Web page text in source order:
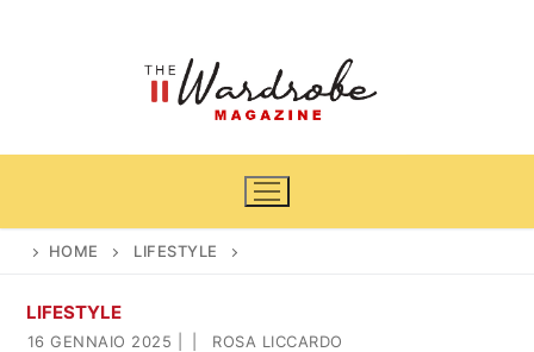
Home
HOME LIFESTYLE
LIFESTYLE
16 GENNAIO 2025 ROSA LICCARDO